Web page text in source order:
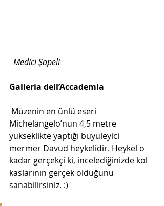
Medici Şapeli
Galleria dell’Accademia
Michelangelo’nun 4,5 metre
yükseklikte yaptığı büyüleyici
mermer Davud heykelidir. Heykel o
kadar gerçekçi ki, incelediğinizde kol
kaslarının gerçek olduğunu
sanabilirsiniz. :)